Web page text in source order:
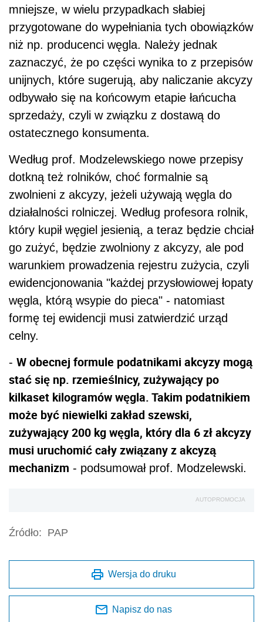
mniejsze, w wielu przypadkach słabiej
przygotowane do wypełniania tych obowiązków
niż np. producenci węgla. Należy jednak
zaznaczyć, że po części wynika to z przepisów
unijnych, które sugerują, aby naliczanie akcyzy
odbywało się na końcowym etapie łańcucha
sprzedaży, czyli w związku z dostawą do
ostatecznego konsumenta.
Według prof. Modzelewskiego nowe przepisy
dotkną też rolników, choć formalnie są
zwolnieni z akcyzy, jeżeli używają węgla do
działalności rolniczej. Według profesora rolnik,
który kupił węgiel jesienią, a teraz będzie chciał
go zużyć, będzie zwolniony z akcyzy, ale pod
warunkiem prowadzenia rejestru zużycia, czyli
ewidencjonowania "każdej przysłowiowej łopaty
węgla, którą wsypie do pieca" - natomiast
formę tej ewidencji musi zatwierdzić urząd
celny.
- W obecnej formule podatnikami akcyzy mogą
stać się np. rzemieślnicy, zużywający po
kilkaset kilogramów węgla. Takim podatnikiem
może być niewielki zakład szewski,
zużywający 200 kg węgla, który dla 6 zł akcyzy
musi uruchomić cały związany z akcyzą
mechanizm - podsumował prof. Modzelewski.
AUTOPROMOCJA
Źródło: PAP
Wersja do druku
Napisz do nas